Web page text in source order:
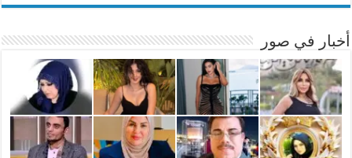
أخبار في صور